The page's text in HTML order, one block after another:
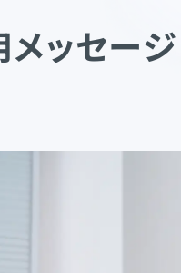
ッセージ